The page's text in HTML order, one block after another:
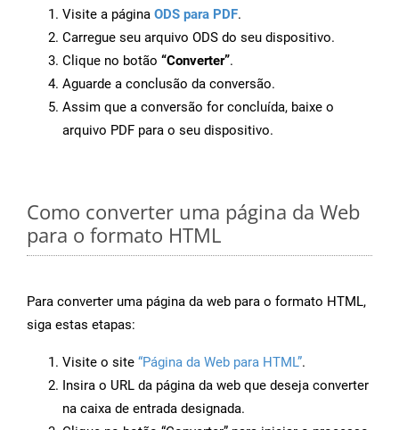
Visite a página ODS para PDF.
Carregue seu arquivo ODS do seu dispositivo.
Clique no botão “Converter”.
Aguarde a conclusão da conversão.
Assim que a conversão for concluída, baixe o
arquivo PDF para o seu dispositivo.
Como converter uma página da Web
para o formato HTML
Para converter uma página da web para o formato HTML,
siga estas etapas:
Visite o site “Página da Web para HTML”.
Insira o URL da página da web que deseja converter
na caixa de entrada designada.